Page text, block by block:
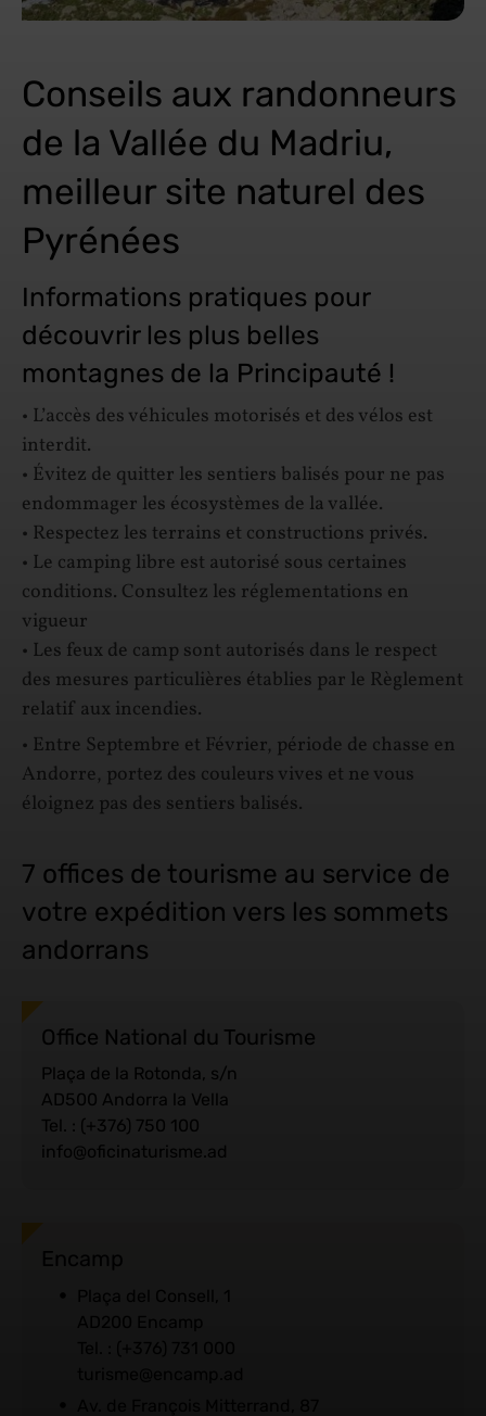
Conseils aux randonneurs
de la Vallée du Madriu,
meilleur site naturel des
Pyrénées
Informations pratiques pour
découvrir les plus belles
montagnes de la Principauté !
• L’accès des véhicules motorisés et des vélos est
interdit.
• Évitez de quitter les sentiers balisés pour ne pas
endommager les écosystèmes de la vallée.
• Respectez les terrains et constructions privés.
• Le camping libre est autorisé sous certaines
conditions. Consultez les réglementations en
vigueur
• Les feux de camp sont autorisés dans le respect
des mesures particulières établies par le Règlement
relatif aux incendies.
• Entre Septembre et Février, période de chasse en
Andorre, portez des couleurs vives et ne vous
éloignez pas des sentiers balisés.
7 offices de tourisme au service de
votre expédition vers les sommets
andorrans
Office National du Tourisme
Plaça de la Rotonda, s/n
AD500 Andorra la Vella
Tel. : (+376) 750 100
info@oficinaturisme.ad